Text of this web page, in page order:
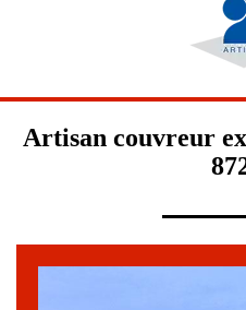
Artisan couvreur